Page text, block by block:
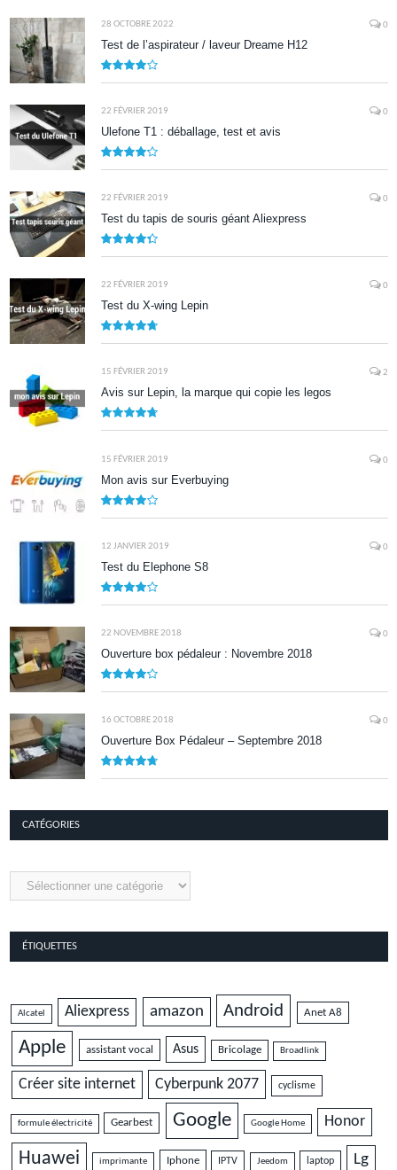
28 OCTOBRE 2022 0
Test de l’aspirateur / laveur Dreame H12
22 FÉVRIER 2019 0
Ulefone T1 : déballage, test et avis
22 FÉVRIER 2019 0
Test du tapis de souris géant Aliexpress
22 FÉVRIER 2019 0
Test du X-wing Lepin
15 FÉVRIER 2019 2
Avis sur Lepin, la marque qui copie les legos
15 FÉVRIER 2019 0
Mon avis sur Everbuying
12 JANVIER 2019 0
Test du Elephone S8
22 NOVEMBRE 2018 0
Ouverture box pédaleur : Novembre 2018
16 OCTOBRE 2018 0
Ouverture Box Pédaleur – Septembre 2018
CATÉGORIES
Catégories
ÉTIQUETTES
Alcatel Aliexpress amazon Android Anet A8
Apple assistant vocal Asus Bricolage Broadlink
Créer site internet Cyberpunk 2077 cyclisme
formule électricité Gearbest Google Google Home Honor
Huawei imprimante Iphone IPTV Jeedom laptop Lg